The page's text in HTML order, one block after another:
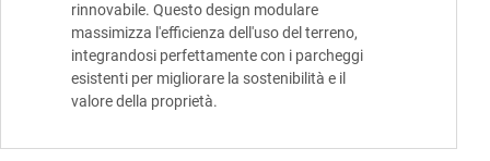
rinnovabile. Questo design modulare
massimizza l'efficienza dell'uso del terreno,
integrandosi perfettamente con i parcheggi
esistenti per migliorare la sostenibilità e il
valore della proprietà.